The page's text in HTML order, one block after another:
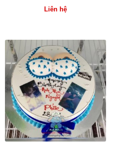
Liên hệ